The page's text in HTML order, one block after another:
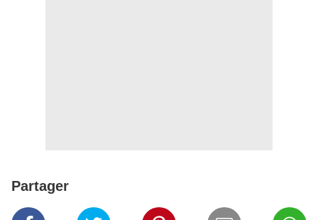
Partager